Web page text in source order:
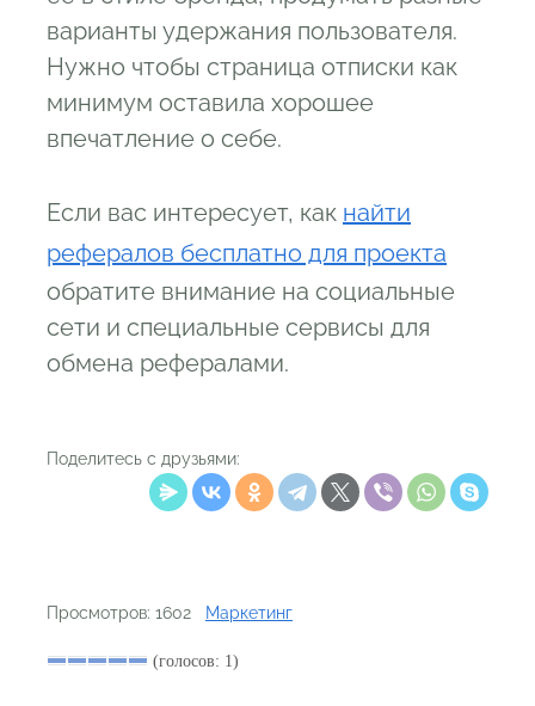
варианты удержания пользователя.
Нужно чтобы страница отписки как
минимум оставила хорошее
впечатление о себе.
Если вас интересует, как найти
рефералов бесплатно для проекта
обратите внимание на социальные
сети и специальные сервисы для
обмена рефералами.
Поделитесь с друзьями:
Просмотров: 1602 Маркетинг
(голосов: 1)